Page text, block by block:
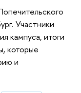
Участники
кампуса, итоги
которые
и